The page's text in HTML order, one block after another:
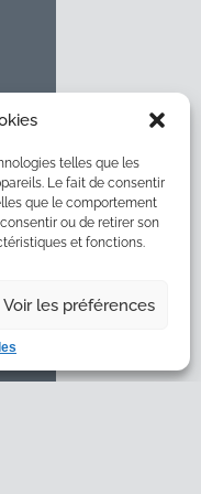
telles que les
Le fait de consentir
que le comportement
ou de retirer son
et fonctions.
Voir les préférences